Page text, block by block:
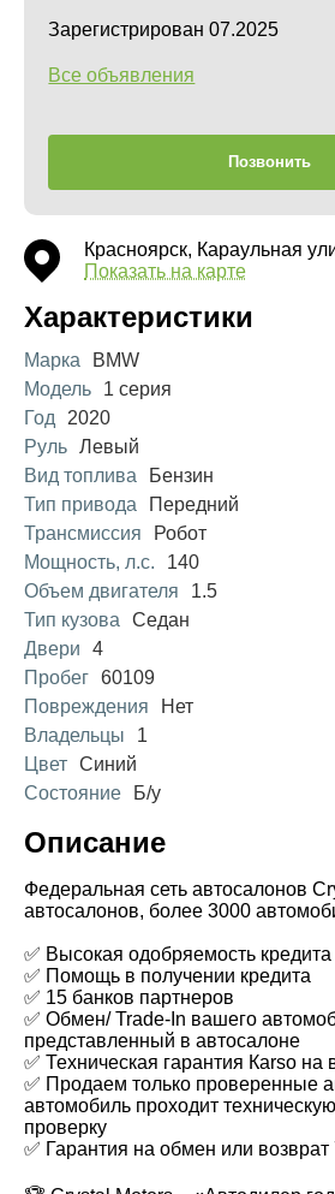
Зарегистрирован 07.2025
Все объявления
Позвонить
Красноярск, Караульная
Показать на карте
Характеристики
Марка
BMW
Модель
1 серия
Год
2020
Руль Левый
Вид топлива
Бензин
Тип привода
Передний
Трансмиссия
Робот
Мощность, л.с.
140
Объем двигателя
1.5
Тип кузова
Седан
Двери
4
Пробег 60109
Повреждения
Нет
Владельцы
1
Цвет Синий
Состояние
Б/у
Описание
Федеральная сеть автосалонов
автосалонов, более 3000
✅ Высокая одобряемость кредита
✅ Помощь в получении кредита
✅ 15 банков партнеров
✅ Обмен/ Trade-In вашего
представленный в автосалоне
✅ Техническая гарантия Каrsо на
✅ Продаем только проверенные
автомобиль проходит
проверку
✅ Гарантия на обмен или возврат